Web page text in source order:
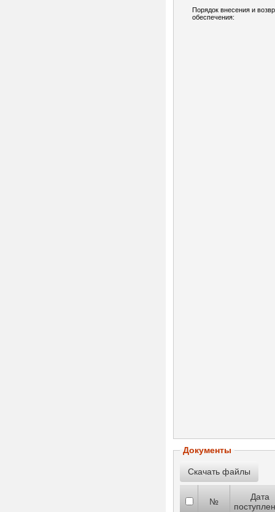
Порядок внесения и
обеспечения:
Документы
№
Дата